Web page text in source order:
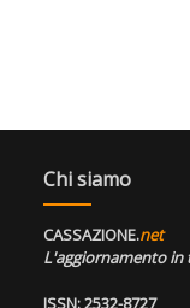
Chi siamo
CASSAZIONE.net
L'aggiornamento in
ISSN: 2532-8727